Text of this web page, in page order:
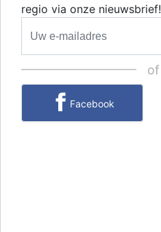
regio via onze nieuwsbrief!
of
Facebook